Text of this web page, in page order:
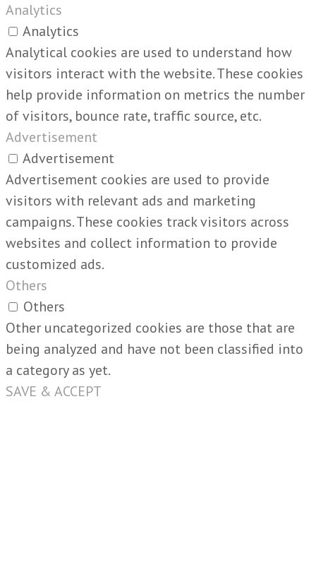
Analytics
Analytics
Analytical cookies are used to understand how
visitors interact with the website. These cookies
help provide information on metrics the number
of visitors, bounce rate, traffic source, etc.
Advertisement
Advertisement
Advertisement cookies are used to provide
visitors with relevant ads and marketing
campaigns. These cookies track visitors across
websites and collect information to provide
customized ads.
Others
Others
Other uncategorized cookies are those that are
being analyzed and have not been classified into
a category as yet.
SAVE & ACCEPT